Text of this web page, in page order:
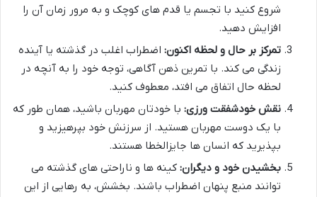
شروع کنید با تجسم یا قدم های کوچک و به مرور زمان آن را
افزایش دهید.
تمرکز بر حال و لحظه اکنون: اضطراب اغلب در گذشته یا آینده
زندگی می کند. با تمرین ذهن آگاهی، توجه خود را به آنچه در
لحظه حال اتفاق می افتد، معطوف کنید.
نقش خودشفقت ورزی: با خودتان مهربان باشید، همان طور که
با یک دوست مهربان هستید. از سرزنش خود بپرهیزید و
بپذیرید که انسان ها جایزالخطا هستند.
بخشیدن خود و دیگران: کینه ها و ناراحتی های گذشته می
توانند منبع پنهان اضطراب باشند. بخشش، به رهایی از این